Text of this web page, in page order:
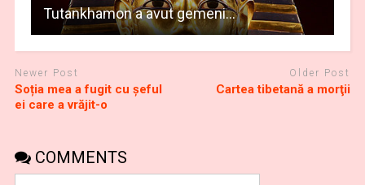
Tutankhamon a avut gemeni…
Newer Post
Soția mea a fugit cu șeful
ei care a vrăjit-o
Older Post
Cartea tibetană a morţii
COMMENTS